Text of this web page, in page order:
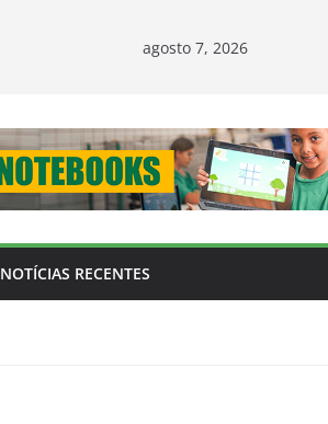
agosto 7, 2026
NOTÍCIAS RECENTES